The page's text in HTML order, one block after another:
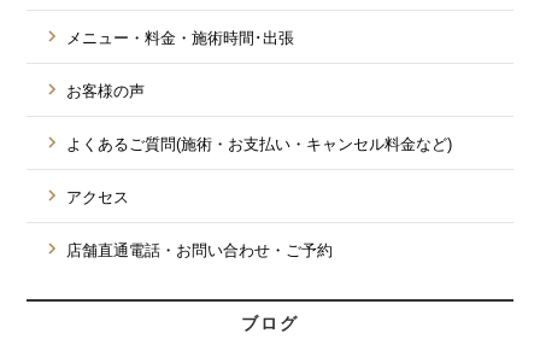
メニュー・料金・施術時間･出張
お客様の声
よくあるご質問(施術・お支払い・キャンセル料金など)
アクセス
店舗直通電話・お問い合わせ・ご予約
ブログ